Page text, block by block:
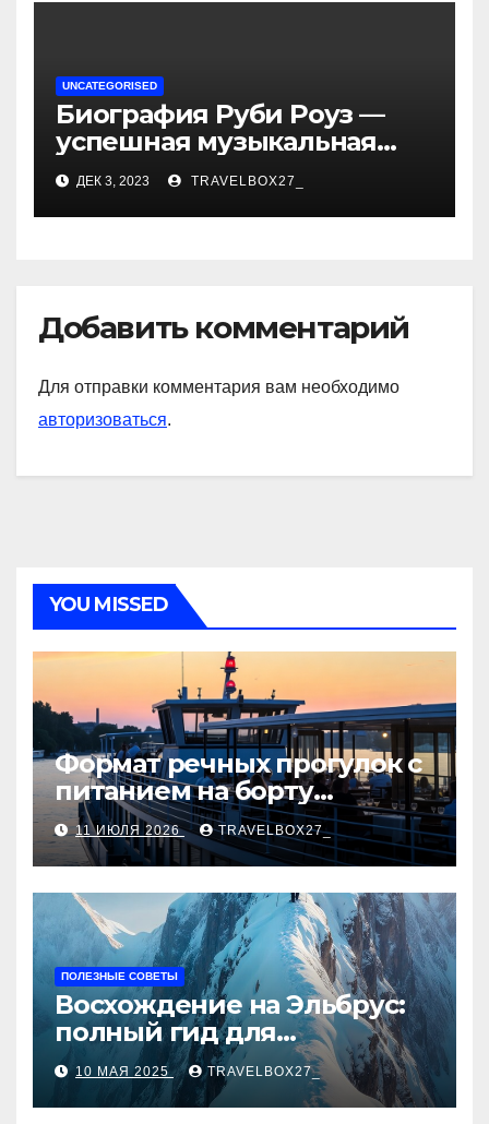
UNCATEGORISED
Биография Руби Роуз —
успешная музыкальная
карьера, личная жизнь и
знаковые достижения
ДЕК 3, 2023 TRAVELBOX27_
Добавить комментарий
Для отправки комментария вам необходимо
авторизоваться.
YOU MISSED
Формат речных прогулок с
питанием на борту
теплохода
11 ИЮЛЯ 2026 TRAVELBOX27_
ПОЛЕЗНЫЕ СОВЕТЫ
Восхождение на Эльбрус:
полный гид для
покорителя высочайшей
вершины Европы
10 МАЯ 2025 TRAVELBOX27_